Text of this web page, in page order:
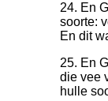
24. En
soorte:
En dit
25. En
die vee
hulle